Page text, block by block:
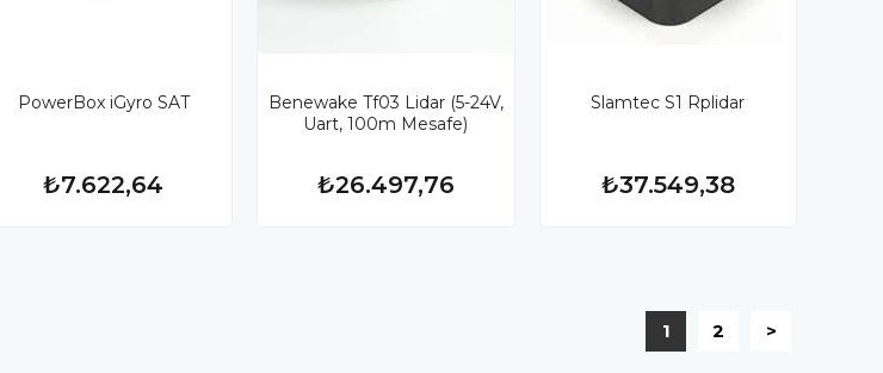
PowerBox iGyro SAT
₺7.622,64
Benewake Tf03 Lidar (5-24V,
Uart, 100m Mesafe)
₺26.497,76
Slamtec S1 Rplidar
₺37.549,38
1 2 >